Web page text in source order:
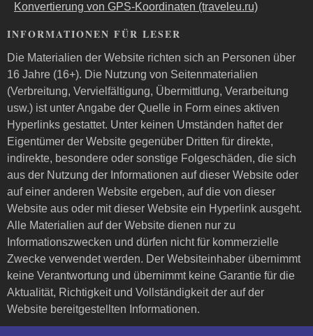
Konvertierung von GPS-Koordinaten (traveleu.ru)
INFORMATIONEN FÜR LESER
Die Materialien der Website richten sich an Personen über
16 Jahre (16+). Die Nutzung von Seitenmaterialien
(Verbreitung, Vervielfältigung, Übermittlung, Verarbeitung
usw.) ist unter Angabe der Quelle in Form eines aktiven
Hyperlinks gestattet. Unter keinen Umständen haftet der
Eigentümer der Website gegenüber Dritten für direkte,
indirekte, besondere oder sonstige Folgeschäden, die sich
aus der Nutzung der Informationen auf dieser Website oder
auf einer anderen Website ergeben, auf die von dieser
Website aus oder mit dieser Website ein Hyperlink ausgeht.
Alle Materialien auf der Website dienen nur zu
Informationszwecken und dürfen nicht für kommerzielle
Zwecke verwendet werden. Der Websiteinhaber übernimmt
keine Verantwortung und übernimmt keine Garantie für die
Aktualität, Richtigkeit und Vollständigkeit der auf der
Website bereitgestellten Informationen.